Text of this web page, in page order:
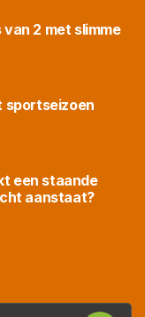
2 met slimme
sportseizoen
een staande
aanstaat?